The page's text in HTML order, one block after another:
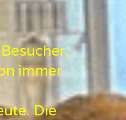
immer
Die